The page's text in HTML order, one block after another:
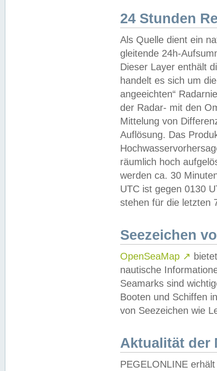
24 Stunden
Als Quelle dient ein
gleitende 24h-
Dieser Layer enthält
handelt es sich um
angeeichten“
der Radar- mit den
Mittelung von
Auflösung. Das
räumlich hoch
werden ca. 30
UTC ist gegen 0130
stehen für die letzten
Seezeichen
OpenSeaMap ↗
nautische
Seamarks sind
Booten und Schiffen
von Seezeichen wie
Aktualität der
PEGELONLINE